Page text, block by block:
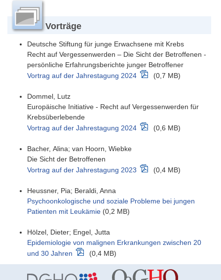
Vorträge
Deutsche Stiftung für junge Erwachsene mit Krebs
Recht auf Vergessenwerden – Die Sicht der Betroffenen -
persönliche Erfahrungsberichte junger Betroffener
Vortrag auf der Jahrestagung 2024
(0,7 MB)
Dommel, Lutz
Europäische Initiative - Recht auf Vergessenwerden für
Krebsüberlebende
Vortrag auf der Jahrestagung 2024
(0,6 MB)
Bacher, Alina; van Hoorn, Wiebke
Die Sicht der Betroffenen
Vortrag auf der Jahrestagung 2023
(0,4 MB)
Heussner, Pia; Beraldi, Anna
Psychoonkologische und soziale Probleme bei jungen
Patienten mit Leukämie (0,2 MB)
Hölzel, Dieter; Engel, Jutta
Epidemiologie von malignen Erkrankungen zwischen 20
und 30 Jahren
(0,4 MB)